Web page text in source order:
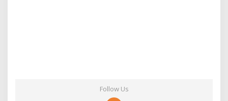
Follow Us